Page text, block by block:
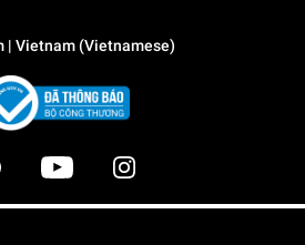
| Vietnam (Vietnamese)